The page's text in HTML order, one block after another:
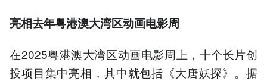
亮相去年粤港澳大湾区动画电影周
在2025粤港澳大湾区动画电影周上，十个长片创
投项目集中亮相，其中就包括《大唐妖探》。据